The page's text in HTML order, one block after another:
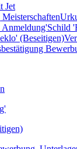
Jet
Schild